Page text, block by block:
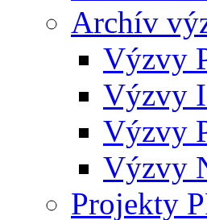
Archív
Výzvy
Výzvy
Výzvy
Výzvy
Projekty